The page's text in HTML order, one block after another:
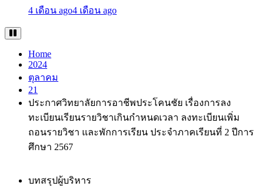
4 เดือน ago4 เดือน ago
Home
2024
ตุลาคม
21
ประกาศวิทยาลัยการอาชีพประโคนชัย เรื่องการลง
ทะเบียนเรียนรายวิชาเกินกำหนดเวลา ลงทะเบียนเพิ่ม
ถอนรายวิชา และพักการเรียน ประจำภาคเรียนที่ 2 ปีการ
ศึกษา 2567
บทสรุปผู้บริหาร